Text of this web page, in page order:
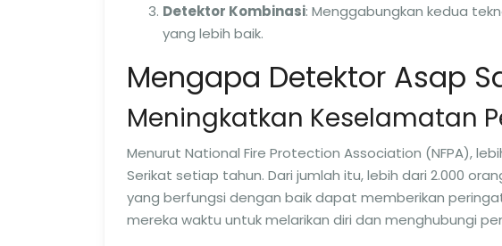
Detektor Kombinasi: Menggabungkan kedua
yang lebih baik.
Mengapa Detektor Asap
Meningkatkan Keselamatan
Menurut National Fire Protection Association (NFPA),
Serikat setiap tahun. Dari jumlah itu, lebih dari 2.000
yang berfungsi dengan baik dapat memberikan
mereka waktu untuk melarikan diri dan menghubungi